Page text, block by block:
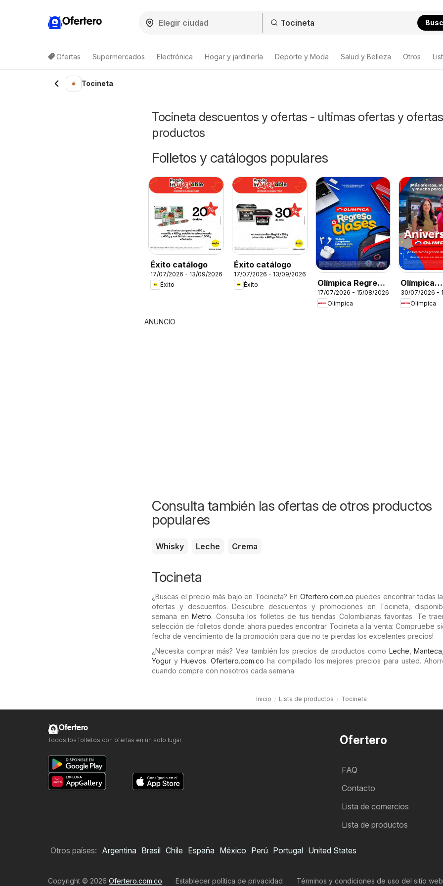
Ofertero
Ofertas Supermercados Electrónica Hogar y jardinería Deporte y Moda Salud y Belleza Otros
Tocineta
Tocineta descuentos y ofertas - ultimas ofertas y
productos
Folletos y catálogos populares
Éxito catálogo
17/07/2026 - 13/09/2026
Éxito
Éxito catálogo
17/07/2026 - 13/09/2026
Éxito
Olímpica Regreso
a clases
17/07/2026 - 15/08/2026
Olímpica
Olímpica
Ofertas
30/07/2026 -
Olímpica
ANUNCIO
Consulta también las ofertas de otros productos
populares
Whisky Leche Crema
Tocineta
¿Buscas el precio más bajo en Tocineta? En Ofertero.com.co puedes encontrar todas
ofertas y descuentos. Descubre descuentos y promociones en Tocineta,
semana enMetro. Consulta los folletos de tus tiendas Colombianas favoritas. Te
selección de folletos donde ahora puedes encontrar Tocineta a la venta: Compruebe
fecha de vencimiento de la promoción para que no te pierdas los excelentes precios!
¿Necesita comprar más? Vea también los precios de productos como Leche,Manteca
Yogur y Huevos. Ofertero.com.co ha compilado los mejores precios para usted.
cuando compre con nosotros cada semana.
Inicio Lista de productos Tocineta
Ofertero
FAQ
Contacto
Lista de comercios
Lista de productos
Ofertero
Todos los folletos con ofertas en un solo lugar
Otros países: Argentina Brasil Chile España México Perú Portugal United States
Copyright © 2026 Ofertero.com.co. Establecer política de privacidad Términos y condiciones de uso del sitio web